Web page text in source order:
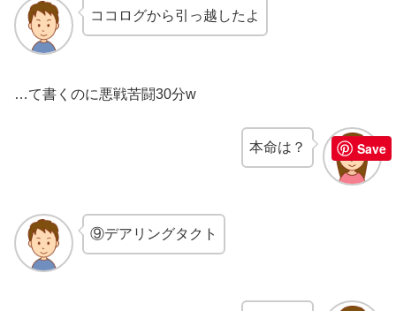
ココログから引っ越したよ
…て書くのに悪戦苦闘30分w
本命は？
⑨デアリングタクト
Save